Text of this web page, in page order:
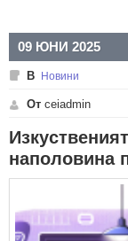
09 ЮНИ 2025
В Новини
От ceiadmin
наполовина